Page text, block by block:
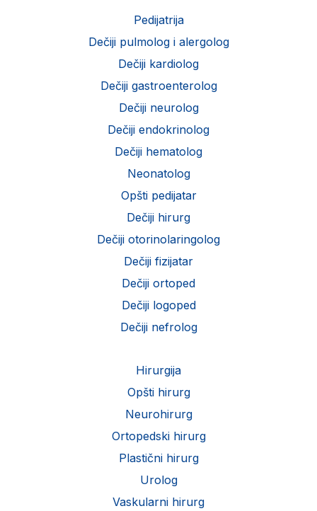
Pedijatrija
Dečiji pulmolog i alergolog
Dečiji kardiolog
Dečiji gastroenterolog
Dečiji neurolog
Dečiji endokrinolog
Dečiji hematolog
Neonatolog
Opšti pedijatar
Dečiji hirurg
Dečiji otorinolaringolog
Dečiji fizijatar
Dečiji ortoped
Dečiji logoped
Dečiji nefrolog
Hirurgija
Opšti hirurg
Neurohirurg
Ortopedski hirurg
Plastični hirurg
Urolog
Vaskularni hirurg